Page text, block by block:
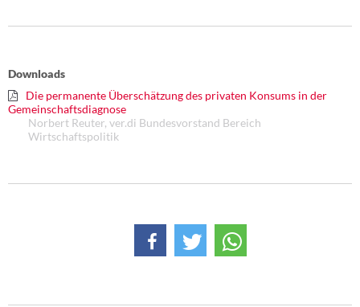
Öffentliche Infrastruktur und Daseinsvorsorge
DIE LINKE
Weitere Themen
Rosa-Luxemburg-Stiftung
Downloads
Die permanente Überschätzung des privaten Konsums in der
Gemeinschaftsdiagnose
Norbert Reuter, ver.di Bundesvorstand Bereich
Wirtschaftspolitik